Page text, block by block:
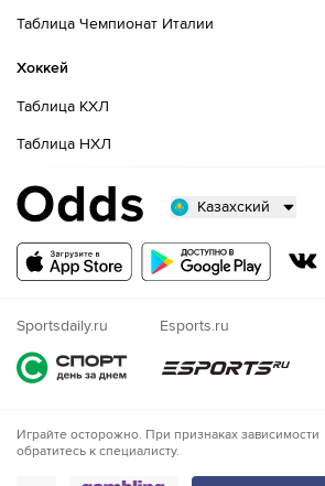
Таблица Чемпионат Италии
Хоккей
Таблица КХЛ
Таблица НХЛ
Казахский
Русский
Nigeria
Sportsdaily.ru Esports.ru
Играйте осторожно. При признаках зависимости
обратитесь к специалисту.